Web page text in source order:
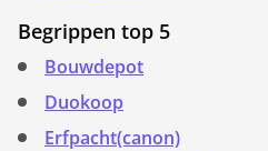
Begrippen top 5
Bouwdepot
Duokoop
Erfpacht(canon)